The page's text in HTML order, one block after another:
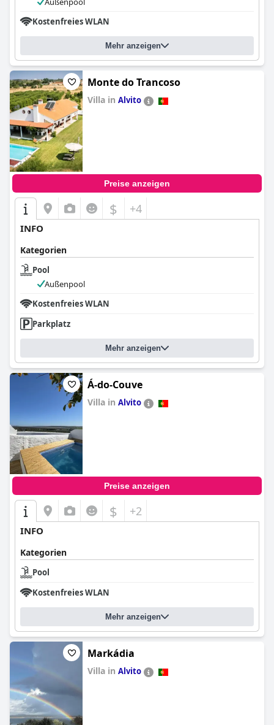
Kostenfreies WLAN
Mehr anzeigen
Monte do Trancoso
Villa in Alvito
Preise anzeigen
$ +4
INFO
Kategorien
Pool
Außenpool
Kostenfreies WLAN
Parkplatz
Mehr anzeigen
Á-do-Couve
Villa in Alvito
Preise anzeigen
$ +2
INFO
Kategorien
Pool
Kostenfreies WLAN
Mehr anzeigen
Markádia
Villa in Alvito